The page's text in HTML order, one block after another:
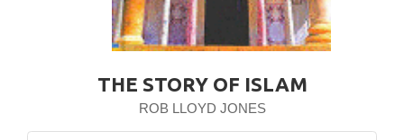
THE STORY OF ISLAM
ROB LLOYD JONES